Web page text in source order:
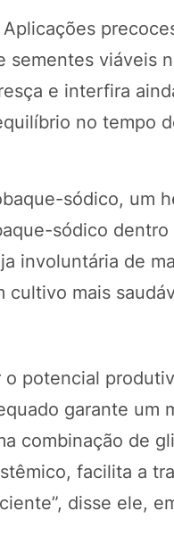
sementes viáveis
e interfira
no tempo
sódico, um
sódico dentro
involuntária de
mais
o potencial
garante um
combinação de
facilita a
disse ele,
POTOSÍ